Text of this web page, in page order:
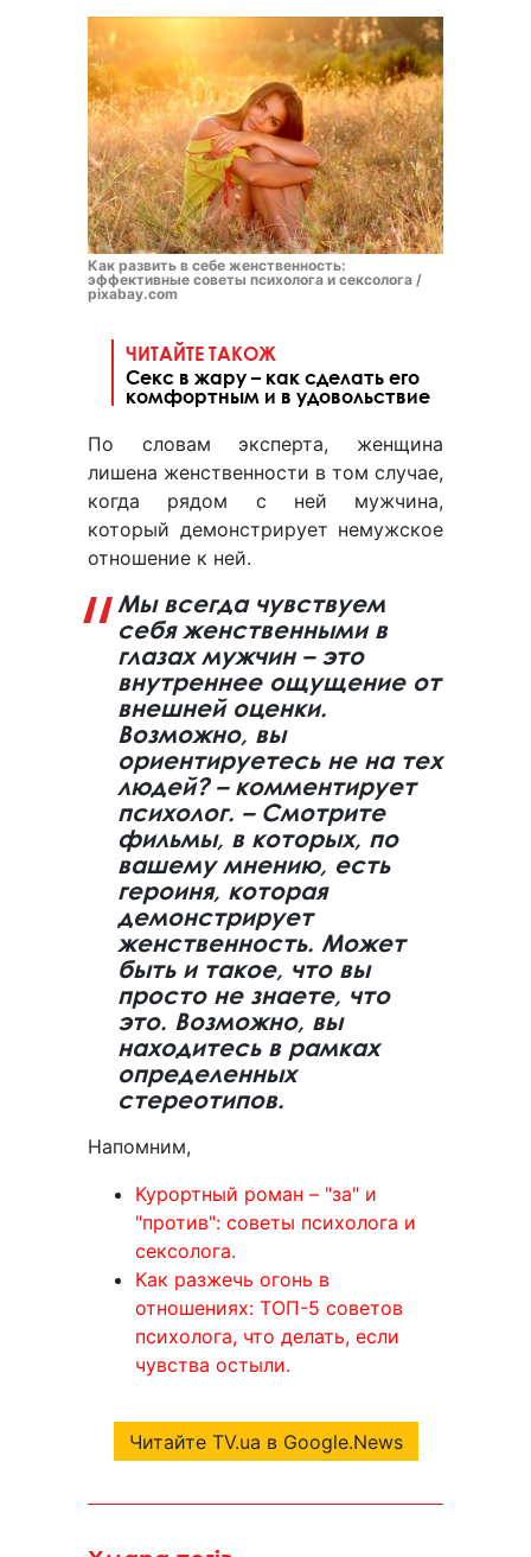
Как развить в себе женственность:
эффективные советы психолога и сексолога /
pixabay.com
ЧИТАЙТЕ ТАКОЖ
Секс в жару – как сделать его
комфортным и в удовольствие
По словам эксперта, женщина
лишена женственности в том случае,
когда рядом с ней мужчина,
который демонстрирует немужское
отношение к ней.
Мы всегда чувствуем
себя женственными в
глазах мужчин – это
внутреннее ощущение от
внешней оценки.
Возможно, вы
ориентируетесь не на тех
людей? – комментирует
психолог. – Смотрите
фильмы, в которых, по
вашему мнению, есть
героиня, которая
демонстрирует
женственность. Может
быть и такое, что вы
просто не знаете, что
это. Возможно, вы
находитесь в рамках
определенных
стереотипов.
Напомним,
Курортный роман – "за" и
"против": советы психолога и
сексолога.
Как разжечь огонь в
отношениях: ТОП-5 советов
психолога, что делать, если
чувства остыли.
Читайте TV.ua в Google.News